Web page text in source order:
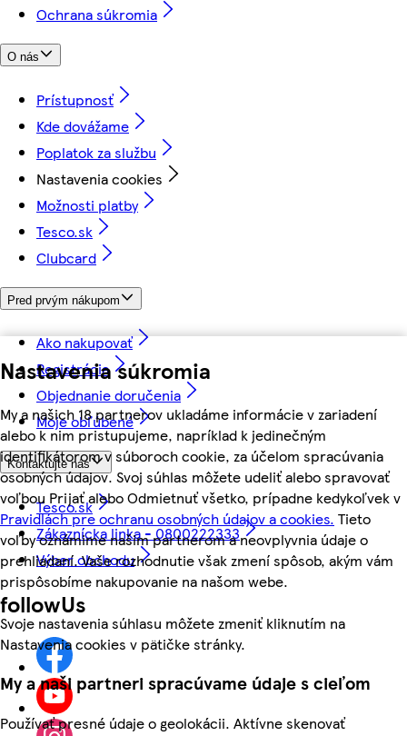
Nastavenia súkromia
My a našich 18 partnerov ukladáme informácie v zariadení
alebo k nim pristupujeme, napríklad k jedinečným
identifikátorom v súboroch cookie, za účelom spracúvania
osobných údajov. Svoj súhlas môžete udeliť alebo spravovať
voľbou Prijať alebo Odmietnuť všetko, prípadne kedykoľvek v
Pravidlách pre ochranu osobných údajov a cookies. Tieto
voľby oznámime našim partnerom a neovplyvnia údaje o
prehliadaní. Vaše rozhodnutie však zmení spôsob, akým vám
prispôsobíme nakupovanie na našom webe.
Svoje nastavenia súhlasu môžete zmeniť kliknutím na
Nastavenia cookies v pätičke stránky.
My a naši partneri spracúvame údaje s cieľom
Používať presné údaje o geolokácii. Aktívne skenovať
Ochrana súkromia
O nás
Prístupnosť
Kde dovážame
Poplatok za službu
Nastavenia cookies
Možnosti platby
Tesco.sk
Clubcard
Pred prvým nákupom
Ako nakupovať
Registrácia
Objednanie doručenia
Moje obľúbené
Kontaktujte nás
Tesco.sk
Zákaznícka linka - 0800222333
Výber obchodu
followUs